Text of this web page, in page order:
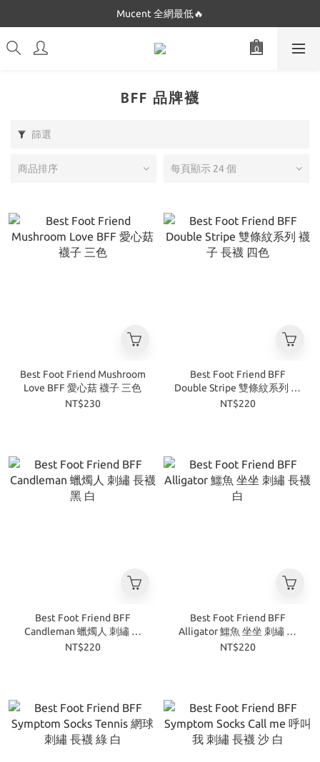
Dickies 最低$280起🔥
Mucent 全網最低🔥
Dickies 最低$280起🔥
BFF 品牌襪
篩選
商品排序 每頁顯示 24 個
Best Foot Friend Mushroom
Love BFF 愛心菇 襪子 三色
NT$230
Best Foot Friend BFF
Double Stripe 雙條紋系列 襪
子 長襪 四色
NT$220
Best Foot Friend BFF
Candleman 蠟燭人 刺繡 長
襪 黑 白
NT$220
Best Foot Friend BFF
Alligator 鱷魚 坐坐 刺繡 長
襪 白
NT$220